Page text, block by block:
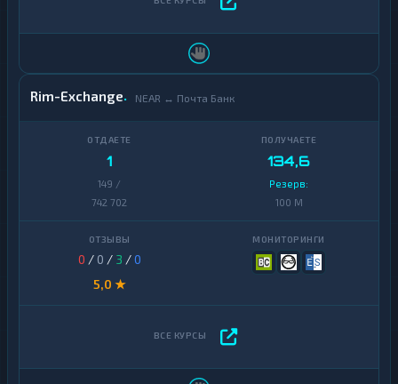
Rim-Exchange NEAR ↔ Почта Банк
1
149 /
742 702
134,6
Резерв:
100 M
0 / 0 / 3 /0
5,0 ★